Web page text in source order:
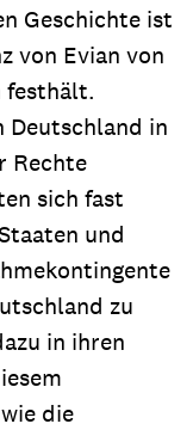
Geschichte ist
von Evian von
festhält.
Deutschland in
Rechte
sich fast
und
zu
in ihren
die